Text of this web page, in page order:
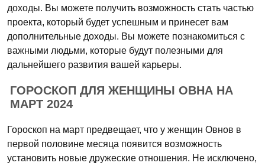
доходы. Вы можете получить возможность стать частью
проекта, который будет успешным и принесет вам
дополнительные доходы. Вы можете познакомиться с
важными людьми, которые будут полезными для
дальнейшего развития вашей карьеры.
ГОРОСКОП ДЛЯ ЖЕНЩИНЫ ОВНА НА
МАРТ 2024
Гороскоп на март предвещает, что у женщин Овнов в
первой половине месяца появится возможность
установить новые дружеские отношения. Не исключено,